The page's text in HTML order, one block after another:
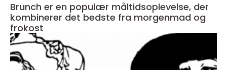
Brunch er en populær måltidsoplevelse, der
kombinerer det bedste fra morgenmad og
frokost